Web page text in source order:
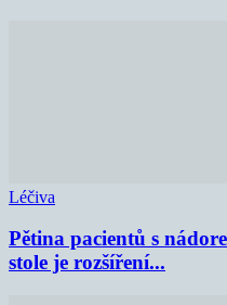
Léčiva
Pětina pacientů s
stole je rozšíření...